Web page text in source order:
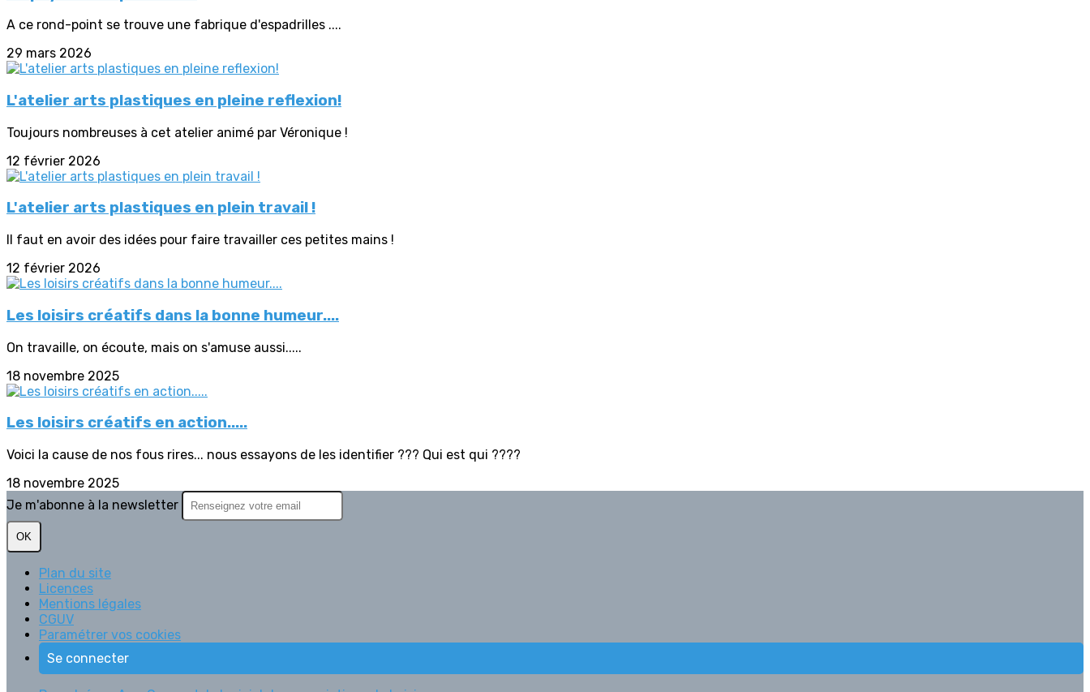
A ce rond-point se trouve une fabrique d'espadrilles ....
29 mars 2026
L'atelier arts plastiques en pleine reflexion!
Toujours nombreuses à cet atelier animé par Véronique !
12 février 2026
L'atelier arts plastiques en plein travail !
Il faut en avoir des idées pour faire travailler ces petites mains !
12 février 2026
Les loisirs créatifs dans la bonne humeur....
On travaille, on écoute, mais on s'amuse aussi.....
18 novembre 2025
Les loisirs créatifs en action.....
Voici la cause de nos fous rires... nous essayons de les identifier ??? Qui est qui ????
18 novembre 2025
Je m'abonne à la newsletter
OK
Plan du site
Licences
Mentions légales
CGUV
Paramétrer vos cookies
Se connecter